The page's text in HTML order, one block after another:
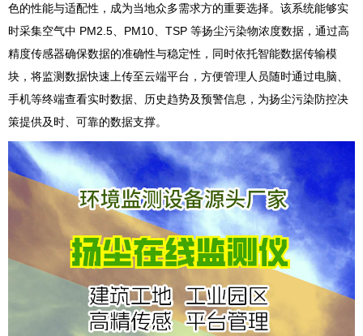
色的性能与适配性，成为当地众多需求方的重要选择。该系统能够实
时采集空气中 PM2.5、PM10、TSP 等扬尘污染物浓度数据，通过高
精度传感器确保数据的准确性与稳定性，同时依托智能数据传输模
块，将监测数据快速上传至云端平台，方便管理人员随时通过电脑、
手机等终端查看实时数据、历史趋势及预警信息，为扬尘污染防控决
策提供及时、可靠的数据支撑。